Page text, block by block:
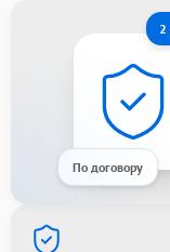
2
По договору